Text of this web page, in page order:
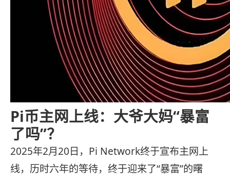
Pi币主网上线：大爷大妈“暴富
了吗”？
2025年2月20日，Pi Network终于宣布主网上
线，历时六年的等待，终于迎来了“暴富”的曙